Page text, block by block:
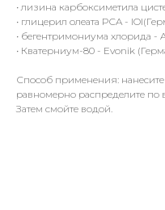
• лизина карбоксиметила
• глицерил олеата PCA -
• бегентримониума хлорида -
• Кватерниум-80 - Evonik
Способ применения:
равномерно распределите по
Затем смойте водой.